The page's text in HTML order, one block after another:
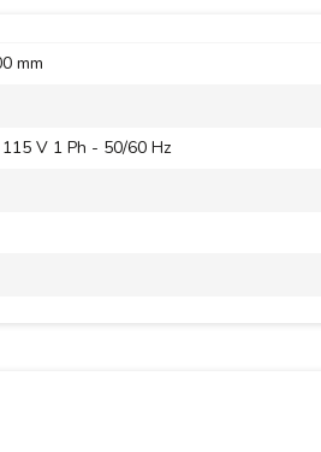
mm
V 1 Ph - 50/60 Hz